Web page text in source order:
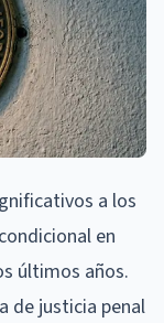
a los
en
últimos años.
de justicia penal